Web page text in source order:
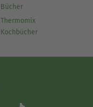
Bücher
Thermomix
Kochbücher